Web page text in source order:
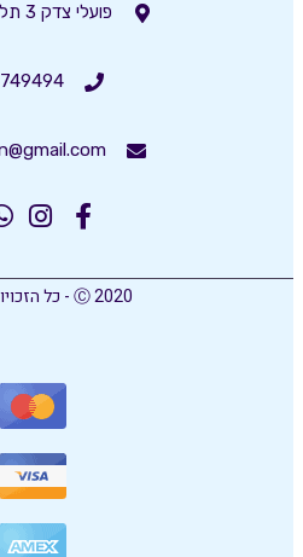
פועלי צדק 3 תלפיות ירושלים
Ⓒ 2020 - כל הזכויות שמורות